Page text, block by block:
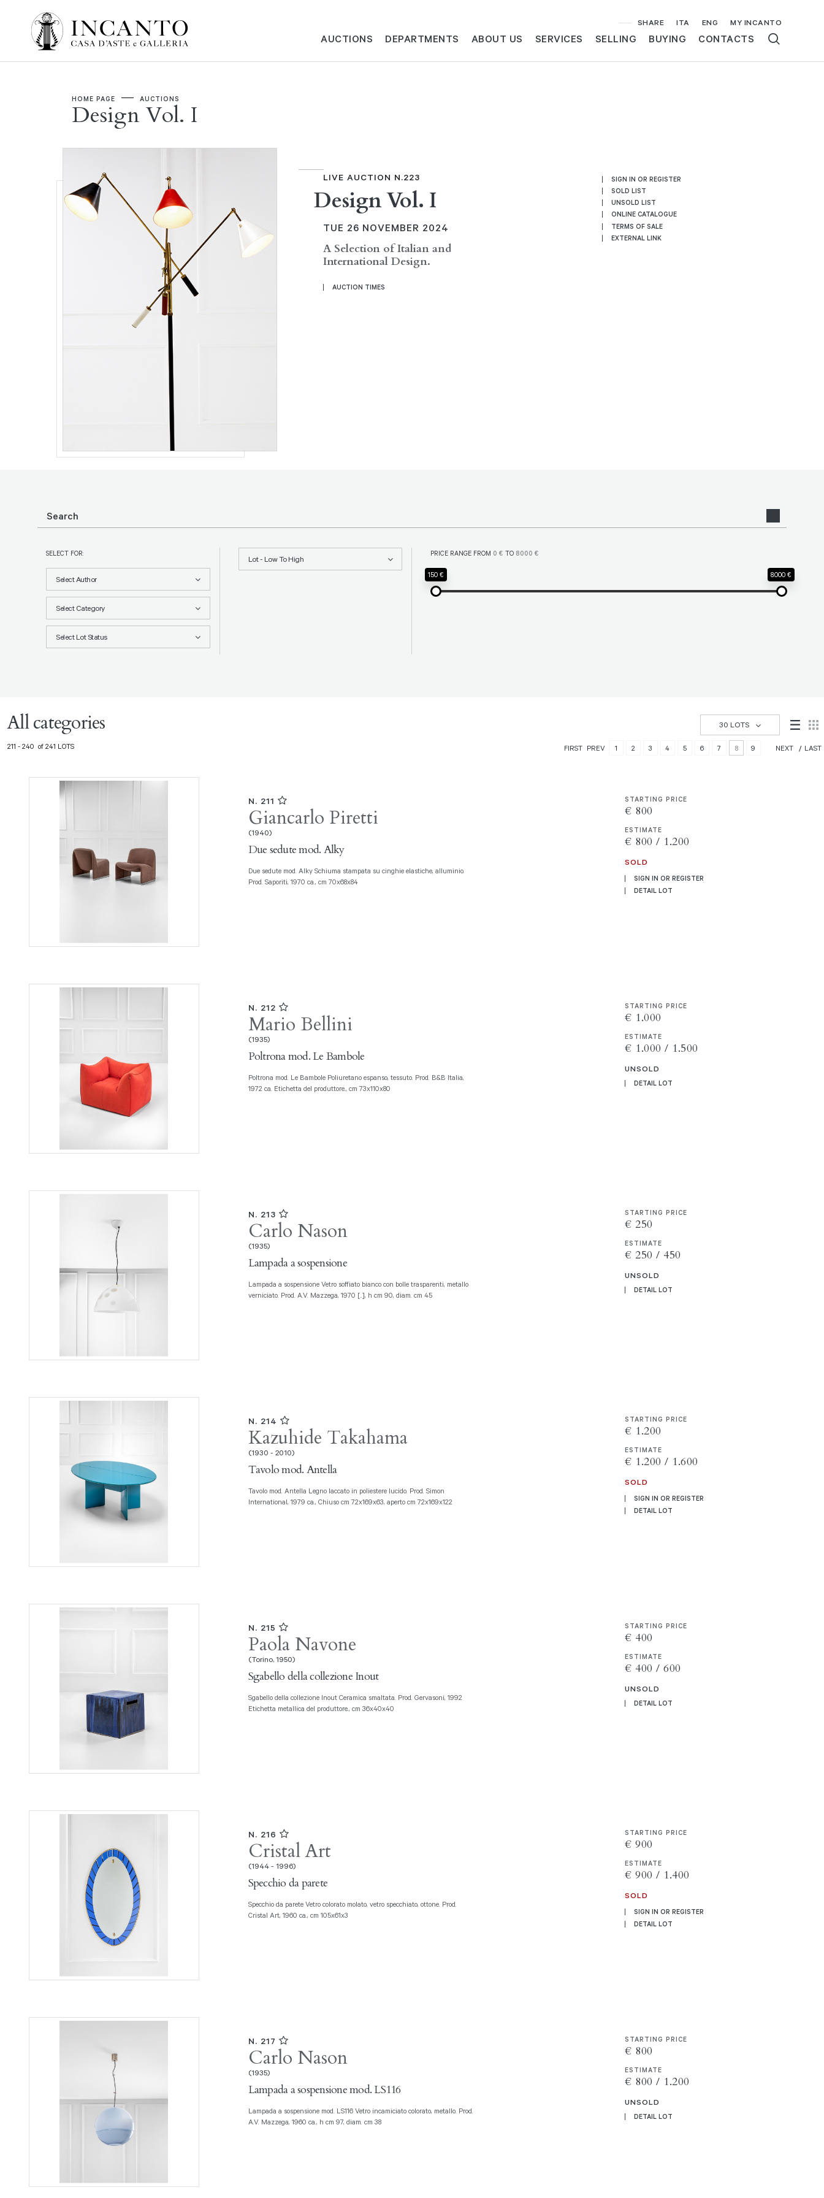
SHARE ITA ENG MY INCANTO
AUCTIONS DEPARTMENTS ABOUT US SERVICES SELLING BUYING CONTACTS
HOME PAGE AUCTIONS
Design Vol. I
LIVE AUCTION N.223
Design Vol. I
TUE 26 NOVEMBER 2024
A Selection of Italian and
International Design.
AUCTION TIMES
SIGN IN OR REGISTER
SOLD LIST
UNSOLD LIST
ONLINE CATALOGUE
TERMS OF SALE
EXTERNAL LINK
SELECT FOR:
Select Author
Select Category
Select Lot Status
PRICE RANGE FROM 0 € TO 8000 €
150 € 8.000 €
Lot - Low To High
All categories 30 LOTS
211 - 240 of 241 LOTS FIRST PREV 1 2 3 4 5 6 7 8 9 NEXT LAST
N. 211
Giancarlo Piretti
(1940)
Due sedute mod. Alky
Due sedute mod. Alky Schiuma stampata su cinghie elastiche, alluminio.
Prod. Saporiti, 1970 ca., cm 70x68x84
STARTING PRICE
€ 800
ESTIMATE
€ 800 / 1.200
SOLD
SIGN IN OR REGISTER
DETAIL LOT
N. 212
Mario Bellini
(1935)
Poltrona mod. Le Bambole
Poltrona mod. Le Bambole Poliuretano espanso, tessuto. Prod. B&B Italia,
1972 ca. Etichetta del produttore., cm 73x110x80
STARTING PRICE
€ 1.000
ESTIMATE
€ 1.000 / 1.500
UNSOLD
DETAIL LOT
N. 213
Carlo Nason
(1935)
Lampada a sospensione
Lampada a sospensione Vetro soffiato bianco con bolle trasparenti, metallo
verniciato. Prod. A.V. Mazzega, 1970 [..], h cm 90, diam. cm 45
STARTING PRICE
€ 250
ESTIMATE
€ 250 / 450
UNSOLD
DETAIL LOT
N. 214
Kazuhide Takahama
(1930 - 2010)
Tavolo mod. Antella
Tavolo mod. Antella Legno laccato in poliestere lucido. Prod. Simon
International, 1979 ca., Chiuso cm 72x169x63, aperto cm 72x169x122
STARTING PRICE
€ 1.200
ESTIMATE
€ 1.200 / 1.600
SOLD
SIGN IN OR REGISTER
DETAIL LOT
N. 215
Paola Navone
(Torino, 1950)
Sgabello della collezione Inout
Sgabello della collezione Inout Ceramica smaltata. Prod. Gervasoni, 1992
Etichetta metallica del produttore., cm 36x40x40
STARTING PRICE
€ 400
ESTIMATE
€ 400 / 600
UNSOLD
DETAIL LOT
N. 216
Cristal Art
(1944 - 1996)
Specchio da parete
Specchio da parete Vetro colorato molato, vetro specchiato, ottone. Prod.
Cristal Art, 1960 ca., cm 105x61x3
STARTING PRICE
€ 900
ESTIMATE
€ 900 / 1.400
SOLD
SIGN IN OR REGISTER
DETAIL LOT
N. 217
Carlo Nason
(1935)
Lampada a sospensione mod. LS116
Lampada a sospensione mod. LS116 Vetro incamiciato colorato, metallo. Prod.
A.V. Mazzega, 1960 ca., h cm 97, diam. cm 38
STARTING PRICE
€ 800
ESTIMATE
€ 800 / 1.200
UNSOLD
DETAIL LOT